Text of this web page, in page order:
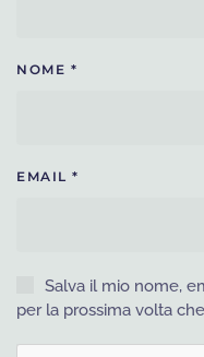
NOME *
EMAIL *
Salva il mio nome,
per la prossima volta